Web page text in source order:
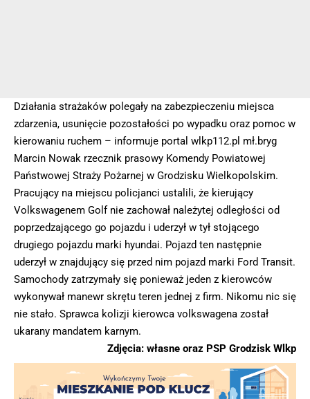
Działania strażaków polegały na zabezpieczeniu miejsca
zdarzenia, usunięcie pozostałości po wypadku oraz pomoc w
kierowaniu ruchem – informuje portal wlkp112.pl mł.bryg
Marcin Nowak rzecznik prasowy Komendy Powiatowej
Państwowej Straży Pożarnej w Grodzisku Wielkopolskim.
Pracujący na miejscu policjanci ustalili, że kierujący
Volkswagenem Golf nie zachował należytej odległości od
poprzedzającego go pojazdu i uderzył w tył stojącego
drugiego pojazdu marki hyundai. Pojazd ten następnie
uderzył w znajdujący się przed nim pojazd marki Ford Transit.
Samochody zatrzymały się ponieważ jeden z kierowców
wykonywał manewr skrętu teren jednej z firm. Nikomu nic się
nie stało. Sprawca kolizji kierowca volkswagena został
ukarany mandatem karnym.
Zdjęcia: własne oraz PSP Grodzisk Wlkp